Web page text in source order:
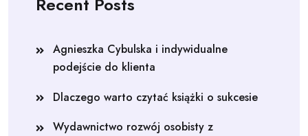
Agnieszka Cybulska i indywidualne
podejście do klienta
Dlaczego warto czytać książki o sukcesie
Wydawnictwo rozwój osobisty z